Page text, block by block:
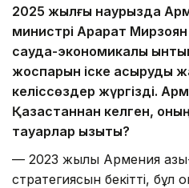
2025 жылғы наурызда
министрі Арарат Мирзоян
сауда-экономикалық
жоспарын іске асыруды
келіссөздер жүргізді.
Қазақстаннан келген,
тауарлар қызықты?
— 2023 жылы Армения азық-
стратегиясын бекітті, бұл